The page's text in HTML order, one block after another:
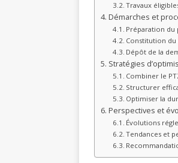
Travaux
Démarches et
Préparation
Constitution
Dépôt de la
Stratégies
Combiner le
Structurer
Optimiser la
Perspectives et
Évolutions
Tendances et